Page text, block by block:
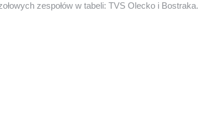
zespołów w tabeli: TVS Olecko i Bostraka.